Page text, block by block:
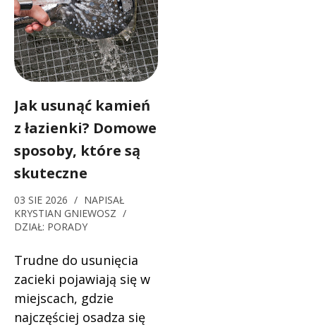
Jak usunąć kamień
z łazienki? Domowe
sposoby, które są
skuteczne
03 SIE 2026 / NAPISAŁ
KRYSTIAN GNIEWOSZ /
DZIAŁ: PORADY
Trudne do usunięcia
zacieki pojawiają się w
miejscach, gdzie
najczęściej osadza się